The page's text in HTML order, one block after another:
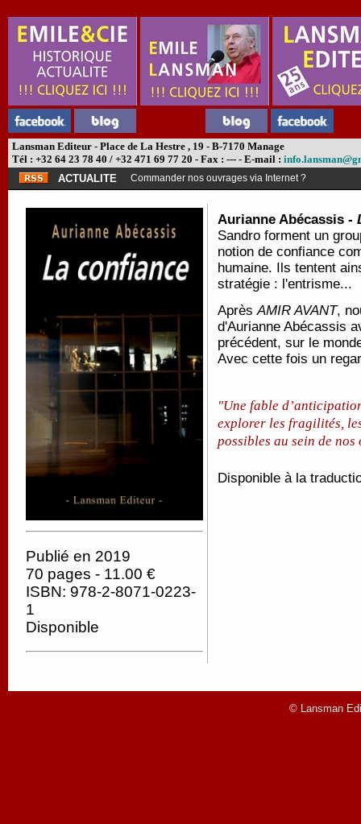
Lansman Editeur - Place de La Hestre , 19 - B-7170 Manage
Tél : +32 64 23 78 40 / +32 471 69 77 20 - Fax : --- - E-mail :
ACTUALITE
Commander nos ouvrages via Internet ?
Publié en 2019
70 pages - 11.00 €
ISBN: 978-2-8071-0223-
1
Disponible
Aurianne Abécassis -
Sandro forment un
notion de confiance
humaine. Ils tentent
stratégie : l'entrisme...
AprèsAMIR AVANT,
d'Aurianne Abécassis
précédent, sur le
Avec cette fois un
"Une fable
explorer les fragilités,
possibles au sein de
Disponible à la
© Lansman